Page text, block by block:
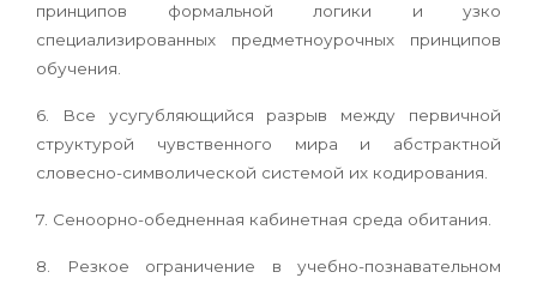
принципов формальной логики и узко
специализированных предметноурочных принципов
обучения.
6. Все усугубляющийся разрыв между первичной
структурой чувственного мира и абстрактной
словесно-символической системой их кодирования.
7. Сеноорно-обедненная кабинетная среда обитания.
8. Резкое ограничение в учебно-познавательном